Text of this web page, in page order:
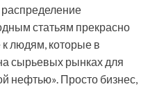
статьям прекрасно
людям, которые в
сырьевых рынках для
нефтью». Просто бизнес,